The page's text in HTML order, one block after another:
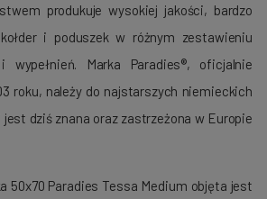
produ­kuje wysokiej jakości, bardzo
i poduszek w róż­nym zestawieniu
Marka Paradies®, oficjalnie
roku, należy do najstarszych nie­mieckich
dziś znana oraz zastrzeżona w Europie
50x70 Paradies Tessa Medium objęta jest